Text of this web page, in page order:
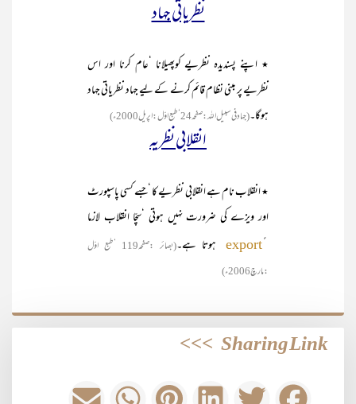
نظریاتی جہاد
٭ اپنے پسندیدہ نظریے کوپھیلانا ‘عام کرنا اور اس
نظریے پر مبنی نظام قائم کرنے کے لیے جہاد نظریاتی جہاد
ہوگا۔(جہادفی سبیل اللہ :صفحہ24 ‘طبع اوّل :اپریل 2000ء )
انقلابی نظریہ
٭ انقلاب نام ہے انقلابی نظریے کا ‘جسے کسی پاسپورٹ
اور ویزے کی ضرورت نہیں ہوتی ‘سچّا انقلاب لازما
ًexport ہوتا ہے۔
(بصائر :صفحہ119 ‘طبع اوّل
:مارچ2006ء )
Sharing Link
>>>